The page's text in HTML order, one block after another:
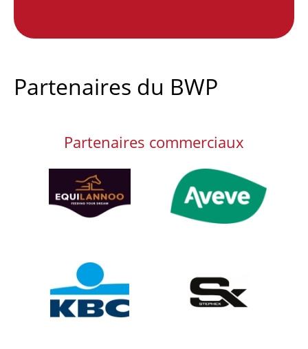
Partenaires du BWP
Partenaires commerciaux
Afbeelding Afbeelding
Afbeelding